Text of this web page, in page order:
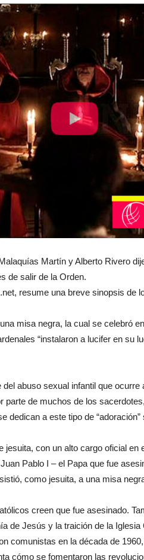
Martín y Alberto Rivero
de salir de la Orden.
resume una breve sinopsis de
misa negra, la cual se celebró
“instalaron a lucifer en su
abuso sexual infantil que
parte de muchos de los
dedican a este tipo de
con un alto cargo oficial en
Pablo I – el Papa que fue
como jesuita, a una misa
creen que fue asesinado.
de Jesús y la traición de la
comunistas en la década de
cómo se fomentaron las